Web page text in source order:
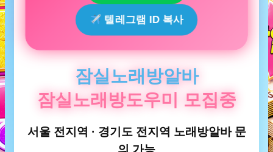
텔레그램 ID 복사
잠실노래방알바
잠실노래방도우미 모집중
서울 전지역 · 경기도 전지역 노래방알바 문
의 가능